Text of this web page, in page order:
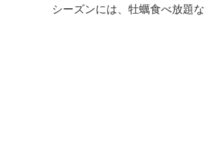
シーズンには、牡蠣食べ放題な